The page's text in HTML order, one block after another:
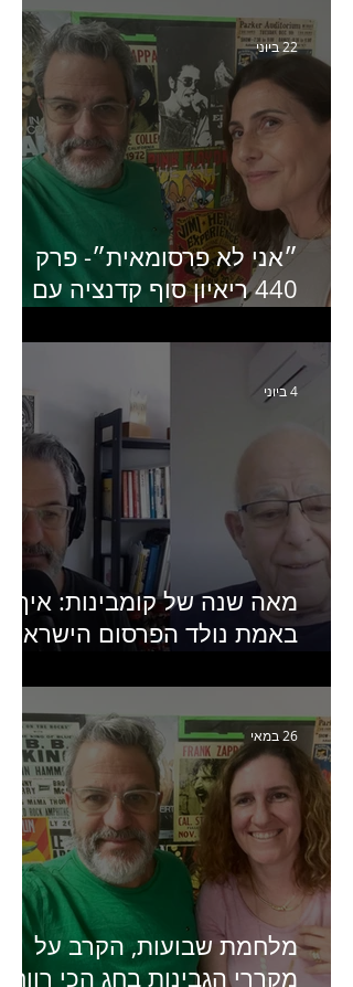
״אני לא פרסומאית״- פרק
440 ריאיון סוף קדנציה עם
מנכ״לית באומן בר ריבנאי
22 ביוני
מאה שנה של קומבינות: איך
באמת נולד הפרסום
מחבר הספר "מסע פרסום:
פרקים בחיי הפרסום
4 ביוני
מלחמת שבועות, הקרב על
מקררי הגבינות בחג הכי רווחי
26 במאי